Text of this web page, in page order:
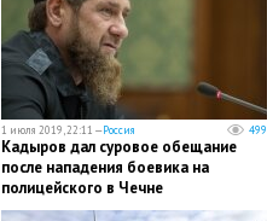
1 июля 2019, 22:11 —Россия 499
Кадыров дал суровое обещание
после нападения боевика на
полицейского в Чечне